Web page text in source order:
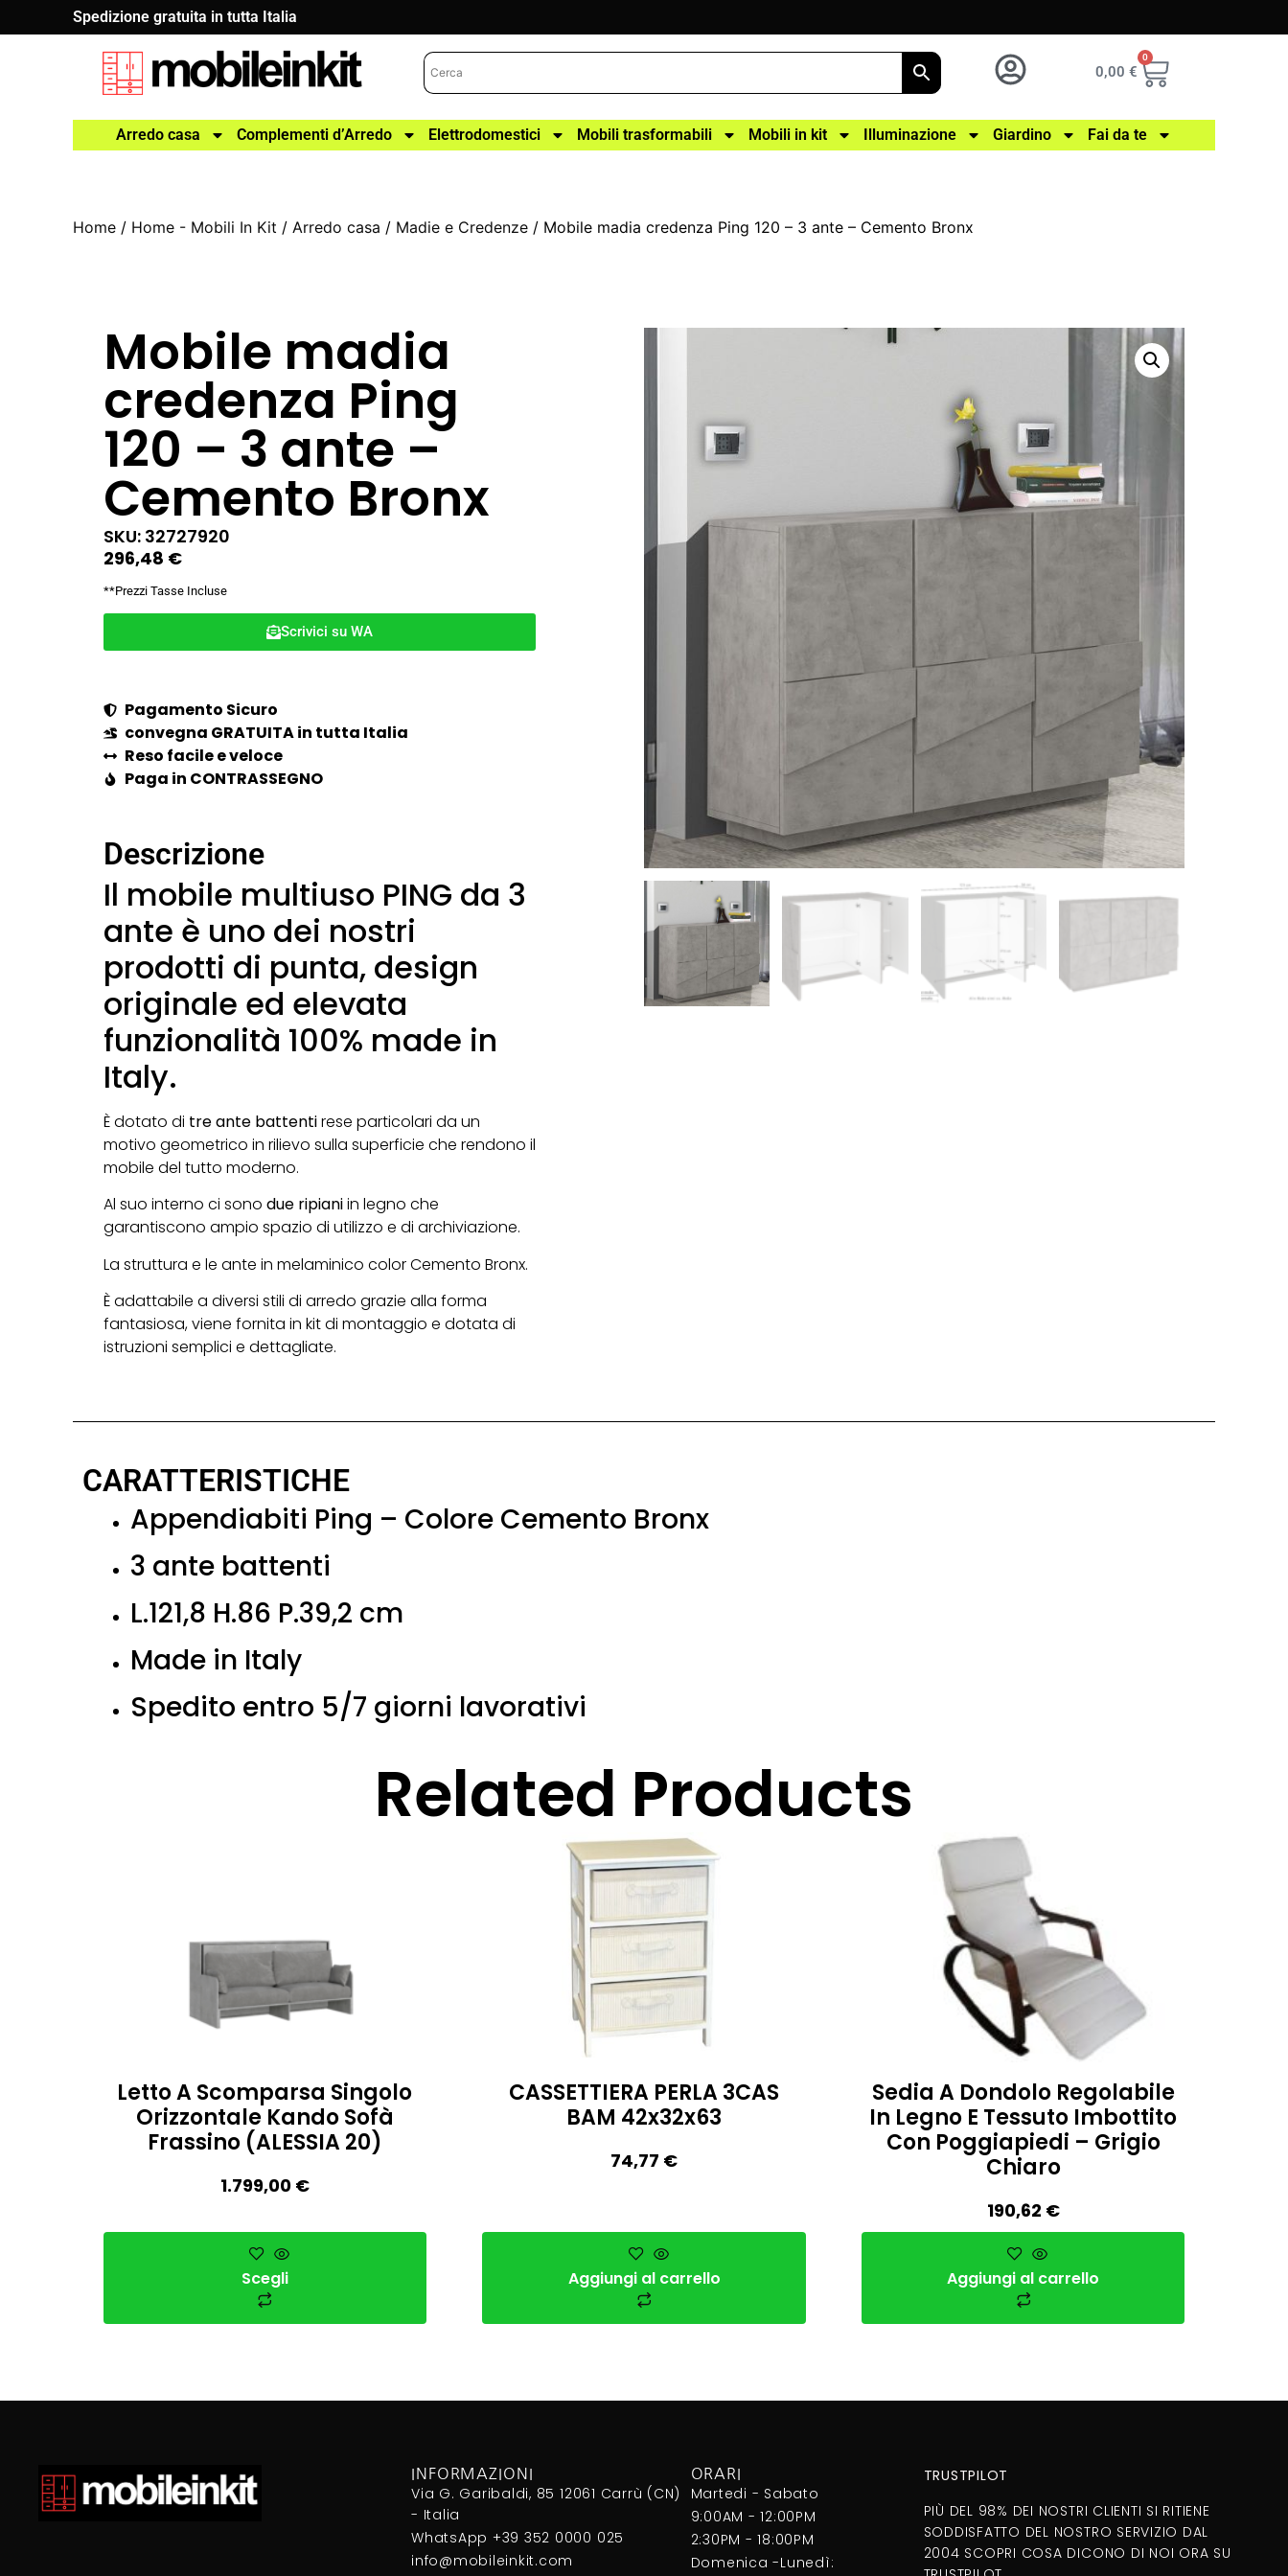
Spedizione gratuita in tutta Italia
0,00 €
0
Arredo casa Complementi d’Arredo Elettrodomestici Mobili trasformabili Mobili in kit Illuminazione Giardino Fai da te
Home / Home - Mobili In Kit /Arredo casa / Madie e Credenze / Mobile madia credenza Ping 120 – 3 ante – Cemento Bronx
Mobile madia
credenza Ping
120 – 3 ante –
Cemento Bronx
SKU: 32727920
296,48 €
**Prezzi Tasse Incluse
Scrivici su WA
Pagamento Sicuro
convegna GRATUITA in tutta Italia
Reso facile e veloce
Paga in CONTRASSEGNO
Descrizione
Il mobile multiuso PING da 3
ante è uno dei nostri
prodotti di punta, design
originale ed elevata
funzionalità 100% made in
Italy.
È dotato di tre ante battentirese particolari da un
motivo geometrico in rilievo sulla superficie che rendono il
mobile del tutto moderno.
Al suo interno ci sono due ripianiin legno che
garantiscono ampio spazio di utilizzo e di archiviazione.
La struttura e le ante in melaminico color Cemento Bronx.
È adattabile a diversi stili di arredo grazie alla forma
fantasiosa, viene fornita in kit di montaggio e dotata di
istruzioni semplici e dettagliate.
CARATTERISTICHE
Appendiabiti Ping – Colore Cemento Bronx
3 ante battenti
L.121,8 H.86 P.39,2 cm
Made in Italy
Spedito entro 5/7 giorni lavorativi
Related Products
Letto A Scomparsa Singolo
Orizzontale Kando Sofà
Frassino (ALESSIA 20)
1.799,00 €
Scegli
CASSETTIERA PERLA 3CAS
BAM 42x32x63
74,77 €
Aggiungi al carrello
Sedia A Dondolo Regolabile
In Legno E Tessuto Imbottito
Con Poggiapiedi – Grigio
Chiaro
190,62 €
Aggiungi al carrello
INFORMAZIONI
Via G. Garibaldi, 85 12061 Carrù (CN)
- Italia
WhatsApp +39 352 0000 025
info@mobileinkit.com
ORARI
Martedi - Sabato
9:00AM - 12:00PM
2:30PM - 18:00PM
Domenica -Lunedì:
TRUSTPILOT
PIÙ DEL 98% DEI NOSTRI CLIENTI SI RITIENE
SODDISFATTO DEL NOSTRO SERVIZIO DAL
2004 SCOPRI COSA DICONO DI NOI ORA SU